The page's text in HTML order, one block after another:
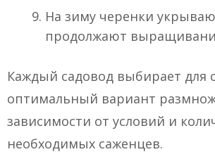
На зиму черенки
продолжают
Каждый садовод выбирает для
оптимальный вариант
зависимости от условий и
необходимых саженцев.